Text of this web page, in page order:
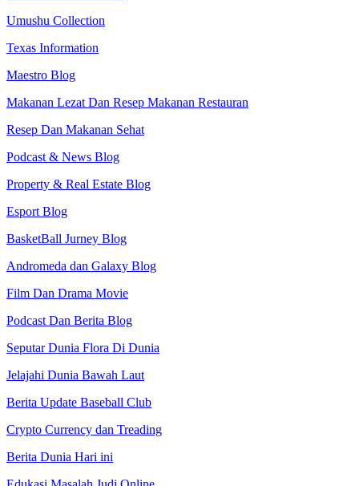
Umushu Collection
Texas Information
Maestro Blog
Makanan Lezat Dan Resep Makanan Restauran
Resep Dan Makanan Sehat
Podcast & News Blog
Property & Real Estate Blog
Esport Blog
BasketBall Jurney Blog
Andromeda dan Galaxy Blog
Film Dan Drama Movie
Podcast Dan Berita Blog
Seputar Dunia Flora Di Dunia
Jelajahi Dunia Bawah Laut
Berita Update Baseball Club
Crypto Currency dan Treading
Berita Dunia Hari ini